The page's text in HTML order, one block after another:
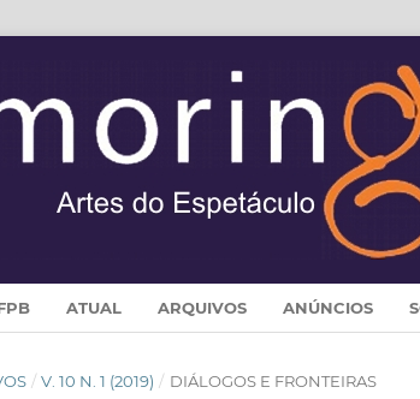
ATUAL ARQUIVOS ANÚNCIOS
/ V. 10 N. 1 (2019) / DIÁLOGOS E FRONTEIRAS